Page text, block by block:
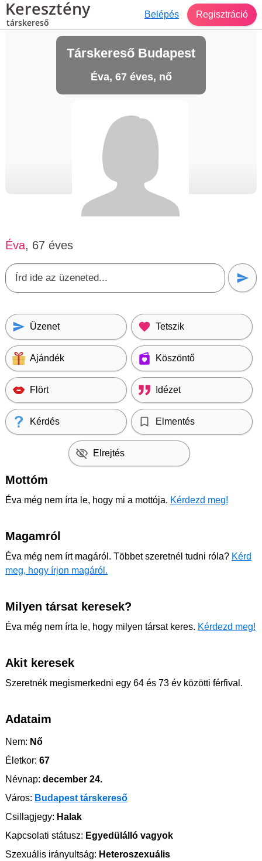
Keresztény
társkereső
Belépés Regisztráció
Társkereső Budapest
Éva, 67 éves, nő
Éva, 67 éves
Üzenet Tetszik
Ajándék Köszöntő
Flört Idézet
Kérdés Elmentés
Elrejtés
Mottóm
Éva még nem írta le, hogy mi a mottója. Kérdezd meg!
Magamról
Éva még nem írt magáról. Többet szeretnél tudni róla? Kérd
meg, hogy írjon magáról.
Milyen társat keresek?
Éva még nem írta le, hogy milyen társat keres. Kérdezd meg!
Akit keresek
Szeretnék megismerkedni egy 64 és 73 év közötti férfival.
Adataim
Nem: Nő
Életkor: 67
Névnap: december 24.
Város: Budapest társkereső
Csillagjegy: Halak
Kapcsolati státusz: Egyedülálló vagyok
Szexuális irányultság: Heteroszexuális